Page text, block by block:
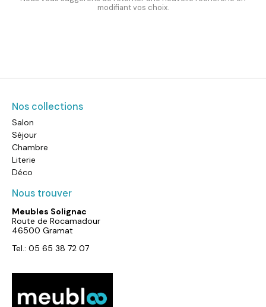
modifiant vos choix.
Nos collections
Salon
Séjour
Chambre
Literie
Déco
Nous trouver
Meubles Solignac
Route de Rocamadour
46500 Gramat
Tel.: 05 65 38 72 07